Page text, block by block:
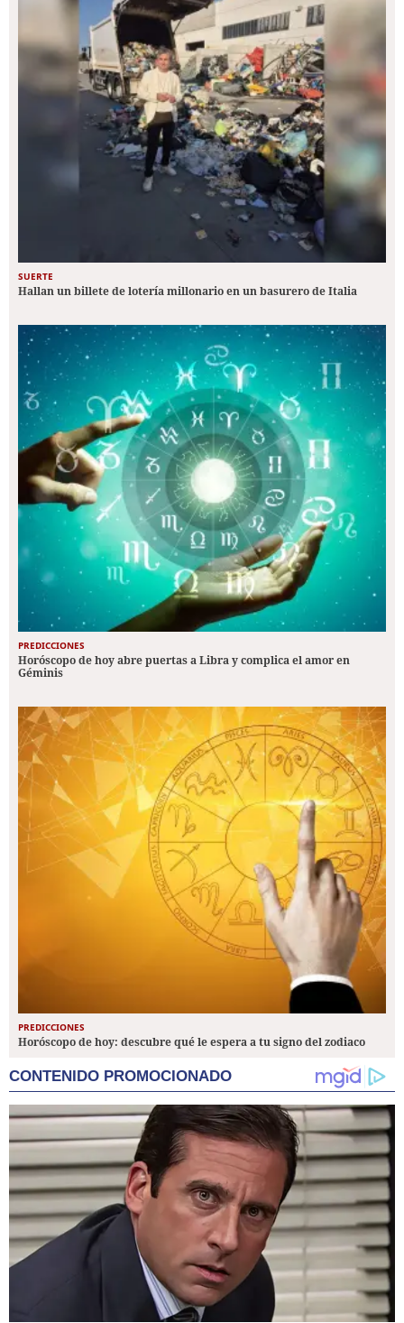
SUERTE
Hallan un billete de lotería millonario en un basurero de Italia
PREDICCIONES
Horóscopo de hoy abre puertas a Libra y complica el amor en
Géminis
PREDICCIONES
Horóscopo de hoy: descubre qué le espera a tu signo del zodiaco
CONTENIDO PROMOCIONADO